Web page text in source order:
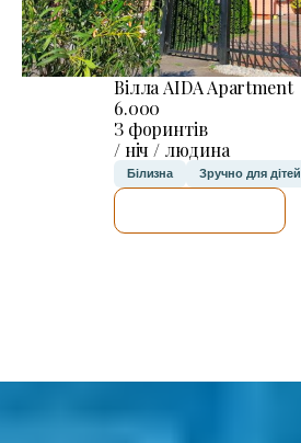
Вілла AIDA Apartment
6.000
З форинтів
/ ніч / людина
Білизна Зручно для дітей